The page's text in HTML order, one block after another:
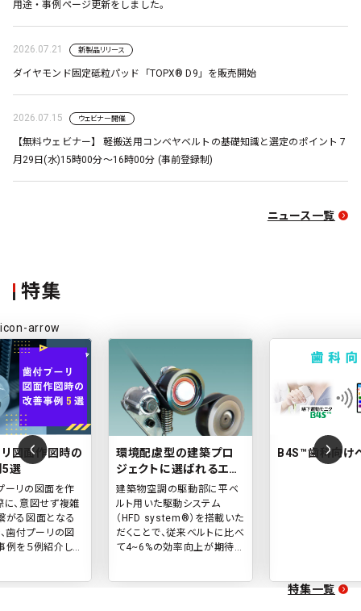
用途・事例ページ更新をしました。
2026.07.21 新製品リリース
ダイヤモンド固定砥粒パッド「TOPX® D9」を販売開始
2026.07.15 ウェビナー開催
【無料ウェビナー】 軽搬送用コンベヤベルトの基礎知識と選定のポイント 7
月29日(水)15時00分～16時00分 (事前登録制)
ニュース一覧
特集
icon-arrow
図面作図時の
5選
ーリの図面を作
、意図せず複雑
がる図面となる
歯付プーリの図
を５例紹介しま
環境配慮型の建築プロ
ジェクトに選ばれるエア
マネジメントシステム
建築物空調の駆動部に平ベ
ルト用いた駆動システム
（HFD system®）を搭載いた
だくことで、従来ベルトに比べ
て4~6%の効率向上が期待で
B4S™歯科向け
特集一覧